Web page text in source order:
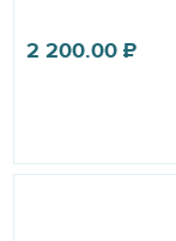
2 200.00₽